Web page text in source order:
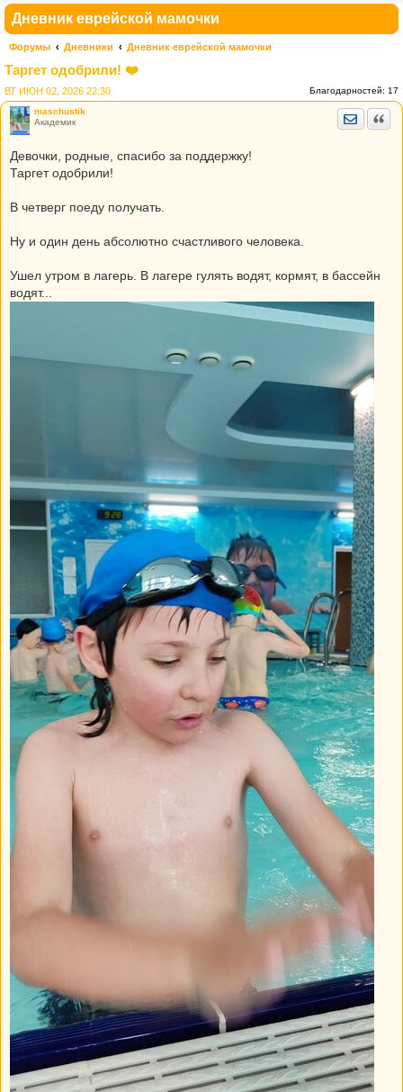
Дневник еврейской мамочки
Форумы Дневники Дневник еврейской мамочки
Таргет одобрили! ❤️
Благодарностей: 17
ВТ ИЮН 02, 2026 22:30
maschustik
Академик
Девочки, родные, спасибо за поддержку!
Таргет одобрили!
В четверг поеду получать.
Ну и один день абсолютно счастливого человека.
Ушел утром в лагерь. В лагере гулять водят, кормят, в бассейн
водят...